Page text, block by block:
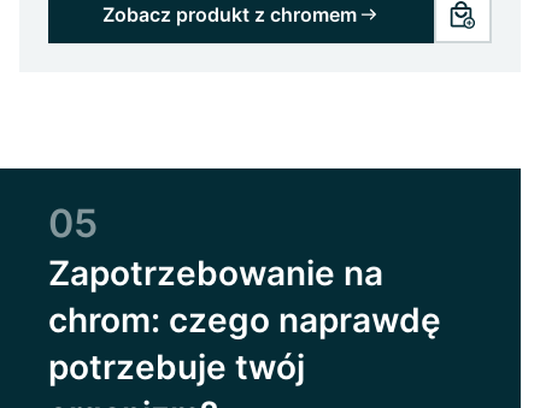
Zobacz produkt z chromem
05
Zapotrzebowanie na
chrom: czego naprawdę
potrzebuje twój